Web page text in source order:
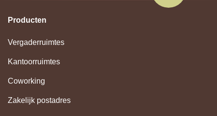
Producten
Vergaderruimtes
Kantoorruimtes
Coworking
Zakelijk postadres